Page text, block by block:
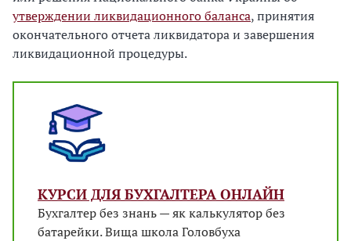
утверждении ликвидационного баланса, принятия
окончательного отчета ликвидатора и завершения
ликвидационной процедуры.
КУРСИ ДЛЯ БУХГАЛТЕРА ОНЛАЙН
Бухгалтер без знань — як калькулятор без
батарейки. Вища школа Головбуха